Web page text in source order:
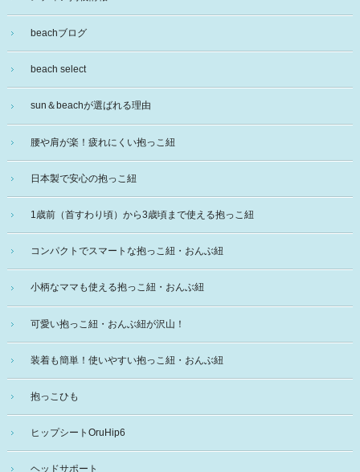
beachブログ
beach select
sun＆beachが選ばれる理由
腰や肩が楽！疲れにくい抱っこ紐
日本製で安心の抱っこ紐
1歳前（首すわり頃）から3歳頃まで使える抱っこ紐
コンパクトでスマートな抱っこ紐・おんぶ紐
小柄なママも使える抱っこ紐・おんぶ紐
可愛い抱っこ紐・おんぶ紐が沢山！
装着も簡単！使いやすい抱っこ紐・おんぶ紐
抱っこひも
ヒップシートOruHip6
ヘッドサポート